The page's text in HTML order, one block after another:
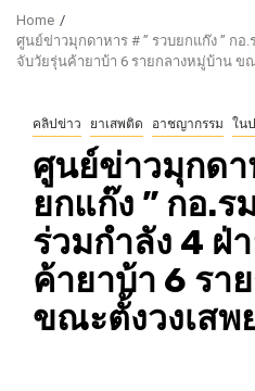
Home
ศูนย์ข่าวมุกดาหาร # ” รวบยกแก๊ง ” กอ
จับวัยรุ่นค้ายาบ้า 6 รายกลางหมู่บ้าน ข
คลิปข่าว ยาเสพติด อาชญากรรม ใน
ศูนย์ข่าวมุกดา
ยกแก๊ง ” กอ.
ร่วมกำลัง 4 ฝ่
ค้ายาบ้า 6 รา
ขณะตั้งวงเส